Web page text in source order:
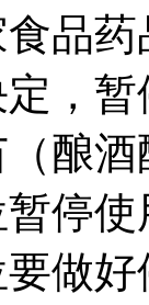
品
，
酿
停
做